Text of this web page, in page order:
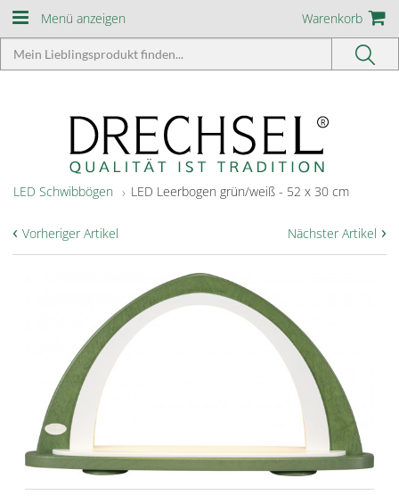
Menü anzeigen Warenkorb
LED Schwibbögen LED Leerbogen grün/weiß - 52 x 30 cm
Nächster Artikel ›
‹ Vorheriger Artikel